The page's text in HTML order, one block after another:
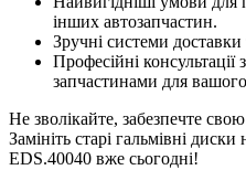
інших автозапчастин.
Зручні системи доставки
Професійні консультації
запчастинами для
Не зволікайте, забезпечте
Замініть старі гальмівні
EDS.40040 вже сьогодні!